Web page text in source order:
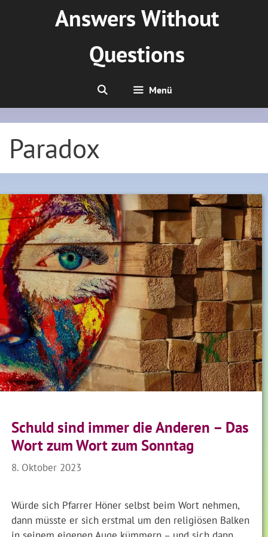
Answers Without
Questions
Menü
Paradox
Schuld sind immer die Anderen – Das
Wort zum Wort zum Sonntag
8. Oktober 2023
Würde sich Pfarrer Höner selbst beim Wort nehmen,
dann müsste er sich erstmal um den religiösen Balken